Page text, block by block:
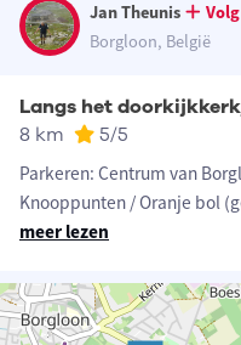
Jan Theunis
Volg
Borgloon, België
Langs het
8 km 5/5
Parkeren: Centrum van
Knooppunten / Oranje bol
meer lezen